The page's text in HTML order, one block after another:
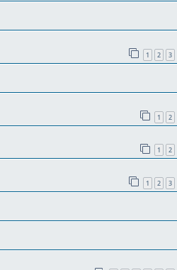
1 2 3
1 2
1 2
1 2 3